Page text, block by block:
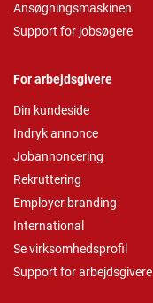
Ansøgningsmaskinen
Support for jobsøgere
For arbejdsgivere
Din kundeside
Indryk annonce
Jobannoncering
Rekruttering
Employer branding
International
Se virksomhedsprofil
Support for arbejdsgivere